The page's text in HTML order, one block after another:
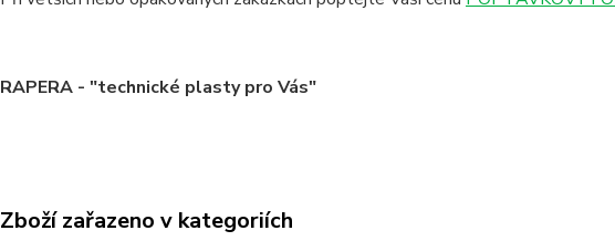
RAPERA - "technické plasty pro Vás"
Zboží zařazeno v kategoriích